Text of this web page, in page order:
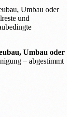
Umbau oder
und
Umbau oder
– abgestimmt